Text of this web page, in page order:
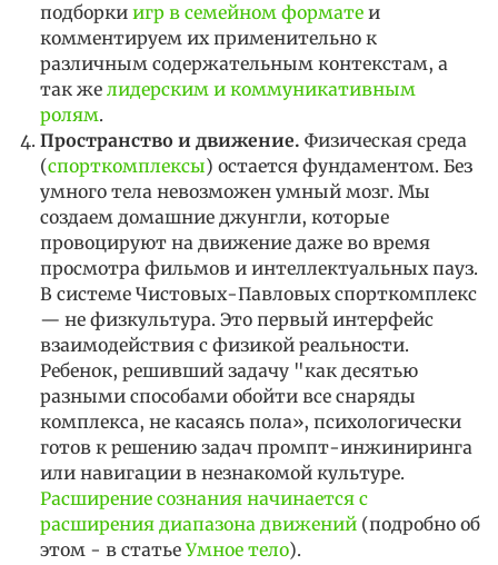
подборки игр в семейном форматеи
комментируем их применительно к
различным содержательным контекстам, а
так же лидерским и коммуникативным
ролям.
Пространство и движение. Физическая среда
(спорткомплексы) остается фундаментом. Без
умного тела невозможен умный мозг. Мы
создаем домашние джунгли, которые
провоцируют на движение даже во время
просмотра фильмов и интеллектуальных пауз.
В системе Чистовых-Павловых спорткомплекс
— не физкультура. Это первый интерфейс
взаимодействия с физикой реальности.
Ребенок, решивший задачу "как десятью
разными способами обойти все снаряды
комплекса, не касаясь пола», психологически
готов к решению задач промпт-инжиниринга
или навигации в незнакомой культуре.
Расширение сознания начинается с
расширения диапазона движений(подробно об
этом - в статье Умное тело).